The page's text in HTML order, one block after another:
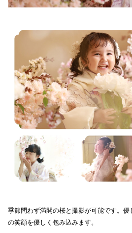
季節問わず満開の桜と撮影が可能です。
の笑顔を優しく包み込みます。